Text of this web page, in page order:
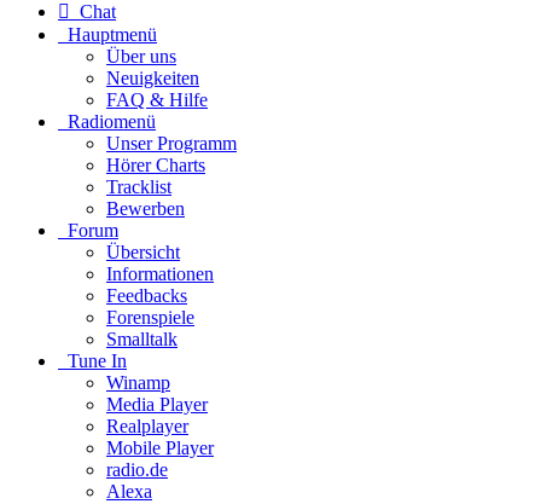
Chat
Hauptmenü
Über uns
Neuigkeiten
FAQ & Hilfe
Radiomenü
Unser Programm
Hörer Charts
Tracklist
Bewerben
Forum
Übersicht
Informationen
Feedbacks
Forenspiele
Smalltalk
Tune In
Winamp
Media Player
Realplayer
Mobile Player
radio.de
Alexa